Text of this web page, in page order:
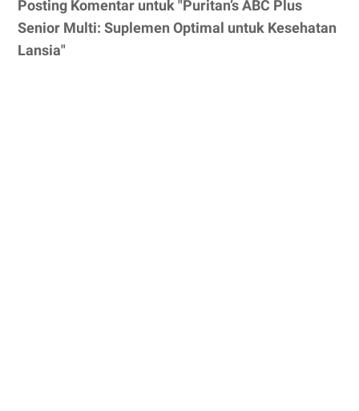
Posting Komentar untuk "Puritan’s ABC Plus
Senior Multi: Suplemen Optimal untuk Kesehatan
Lansia"